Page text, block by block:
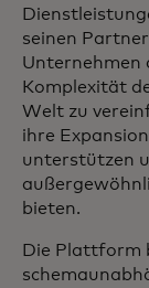
seinen
Unternehmen
Komplexität
Welt zu
ihre
unterstützen
bieten.
Die Plattform